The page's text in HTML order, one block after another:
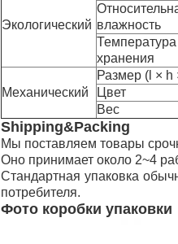
Экологический влажность
Температура
хранения
Механический
Размер (l × h
Цвет
Вес
Shipping&Packing
Мы поставляем товары
Оно принимает около 2~4
Стандартная упаковка
потребителя.
Фото коробки упаковки